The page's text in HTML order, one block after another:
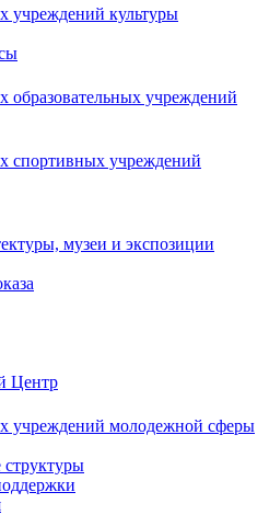
учреждений культуры
учреждений
спортивных учреждений
музеи и экспозиции
Центр
учреждений молодежной сферы